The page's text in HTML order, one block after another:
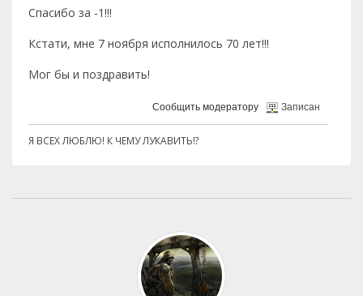
Спасибо за -1!!!
Кстати, мне 7 ноября исполнилось 70 лет!!!
Мог бы и поздравить!
Сообщить модератору Записан
Я ВСЕХ ЛЮБЛЮ! К ЧЕМУ ЛУКАВИТЬ!?